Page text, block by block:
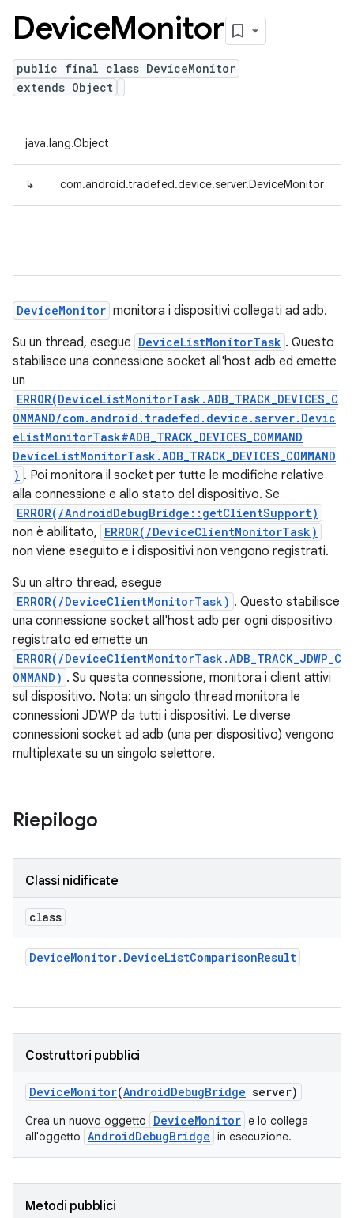
DeviceMonitor
public final class DeviceMonitor
extends Object
java.lang.Object
↳ com.android.tradefed.device.server.DeviceMonitor
DeviceMonitor monitora i dispositivi collegati ad adb.
Su un thread, esegue DeviceListMonitorTask . Questo
stabilisce una connessione socket all'host adb ed emette
un
ERROR(DeviceListMonitorTask.ADB_TRACK_DEVICES_C
OMMAND/com.android.tradefed.device.server.Devic
eListMonitorTask#ADB_TRACK_DEVICES_COMMAND
DeviceListMonitorTask.ADB_TRACK_DEVICES_COMMAND
) . Poi monitora il socket per tutte le modifiche relative
alla connessione e allo stato del dispositivo. Se
ERROR(/AndroidDebugBridge::getClientSupport)
non è abilitato, ERROR(/DeviceClientMonitorTask)
non viene eseguito e i dispositivi non vengono registrati.
Su un altro thread, esegue
ERROR(/DeviceClientMonitorTask) . Questo stabilisce
una connessione socket all'host adb per ogni dispositivo
registrato ed emette un
ERROR(/DeviceClientMonitorTask.ADB_TRACK_JDWP_C
OMMAND) . Su questa connessione, monitora i client attivi
sul dispositivo. Nota: un singolo thread monitora le
connessioni JDWP da tutti i dispositivi. Le diverse
connessioni socket ad adb (una per dispositivo) vengono
multiplexate su un singolo selettore.
Riepilogo
Classi nidificate
class
DeviceMonitor. DeviceListComparisonResult
Costruttori pubblici
DeviceMonitor(AndroidDebugBridge server)
Crea un nuovo oggetto DeviceMonitor e lo collega
all'oggetto AndroidDebugBridge in esecuzione.
Metodi pubblici